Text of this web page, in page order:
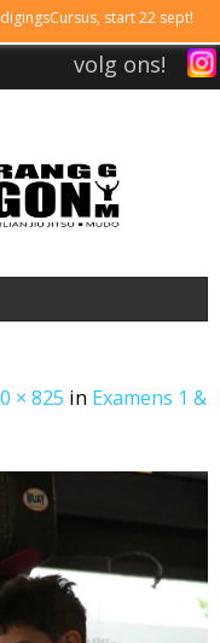
start 22 sept!
volg ons!
× 825 in Examens 1 &